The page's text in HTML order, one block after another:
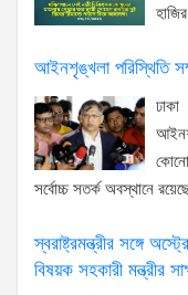
আইনশৃঙ্খলা পরিস্থিতি
সর্বোচ্চ সতর্ক অবস্থানে
স্বরাষ্ট্রমন্ত্রীর সঙ্গে
বিষয়ক সহকারী মন্ত্রীর